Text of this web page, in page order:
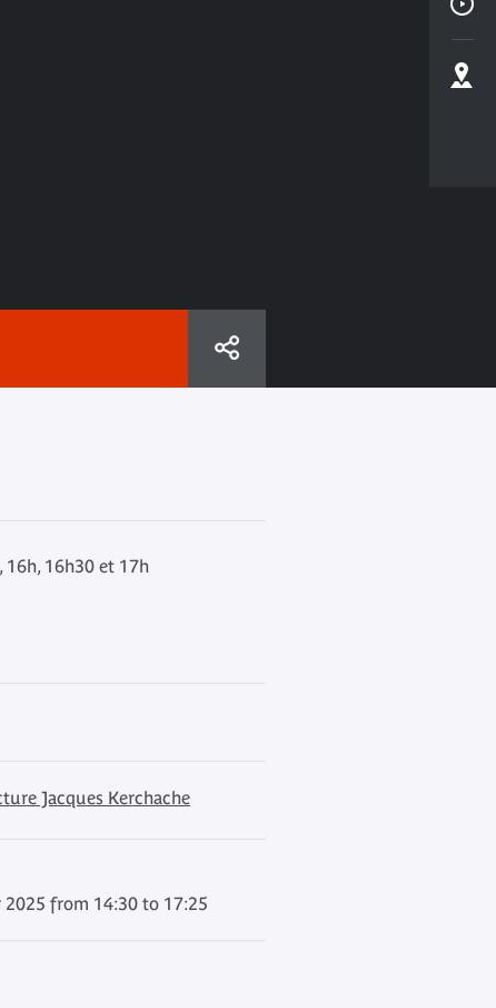
16h, 16h30 et 17h
Jacques Kerchache
2025 from 14:30 to 17:25